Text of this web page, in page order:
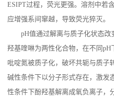
ESIPT过程，荧光更强。溶剂中若
应增强系间窜越，导致荧光猝灭。
pH值通过解离与质子化状态改
羟基喹啉为两性化合物，在不同 pH
吡啶氮被质子化，破坏共轭与质子
碱性条件下以分子形式存在，激发
性条件下酚羟基解离成氧负离子，